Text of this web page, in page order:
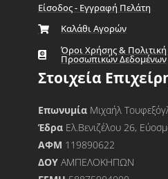
Είσοδος - Εγγραφή Πελάτη
Καλάθι Αγορών
Όροι Χρήσης &
Προσωπικών Δεδομένων
Στοιχεία
Επωνυμία Μιχαήλ
Έδρα Ελ.Βενιζέλου 26,
ΑΦΜ 119890622
ΔΟΥΑΜΠΕΛΟΚΗΠΩΝ